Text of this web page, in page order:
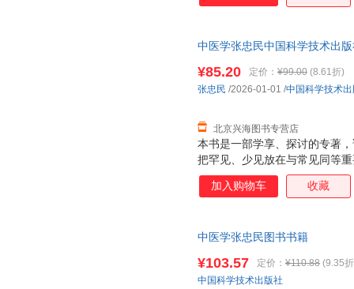
中医学张忠民中国科学技术出版
本书是一部学享、探讨的专著
把罕见、少见放在与常见同等
患者而言是不幸，需要救服务
求是没有罕见少见与常见多发
¥85.20 定价： ¥99.00 (8.61折)
北京兴海图书专营店
张忠民 /2026-01-01 /中国科学技术
加入购物车 收藏
中医学张忠民图书书籍
¥103.57 定价： ¥110.88 (9.35
中国科学技术出版社